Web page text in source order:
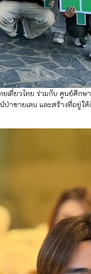
ยวไทย ร่วมกับ ศูนย์ศึกษ
ป่าชายเลน และสร้างที่อยู่